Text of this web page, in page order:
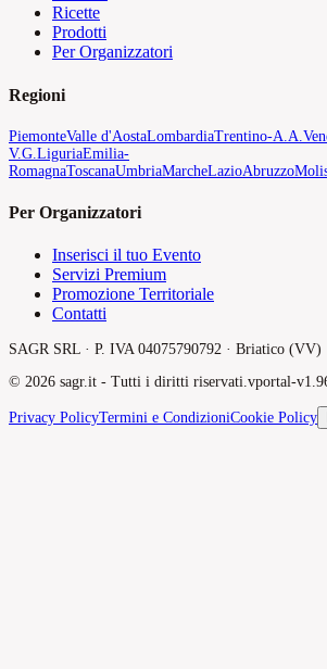
Ricette
Prodotti
Per Organizzatori
Regioni
PiemonteValle d'AostaLombardiaTrentino-A.A.
V.G. LiguriaEmilia-
RomagnaToscanaUmbriaMarcheLazioAbruzzo
Per Organizzatori
Inserisci il tuo Evento
Servizi Premium
Promozione Territoriale
Contatti
SAGR SRL · P. IVA 04075790792 · Briatico (VV)
© 2026 sagr.it - Tutti i diritti riservati.vportal-
Privacy PolicyTermini e CondizioniCookie Policy